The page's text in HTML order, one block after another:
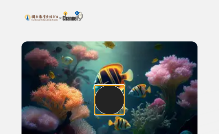
上方功能區塊
搜尋關鍵字：可輸入節目名稱、主持人或關鍵字